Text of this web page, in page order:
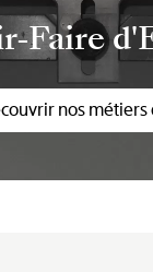
Faire
nos métiers